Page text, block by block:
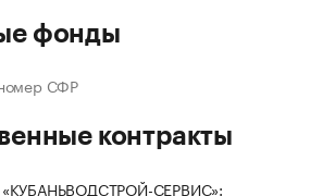
фонды
СФР
контракты
СЕРВИС»: